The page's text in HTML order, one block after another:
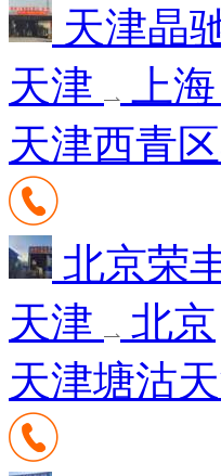
天津晶
天津
上
天津西青
北京荣
天津
北京
天津塘沽